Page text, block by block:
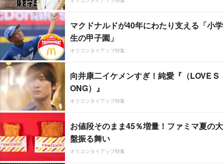
マクドナルドが40年にわたり支える「小学
生の甲子園」
オリコンタイアップ特集
向井康二イケメンすぎ！純愛『（LOVE S
ONG）』
オリコンタイアップ特集
お値段そのまま45％増量！ファミマ夏の大
盤振る舞い
オリコンタイアップ特集